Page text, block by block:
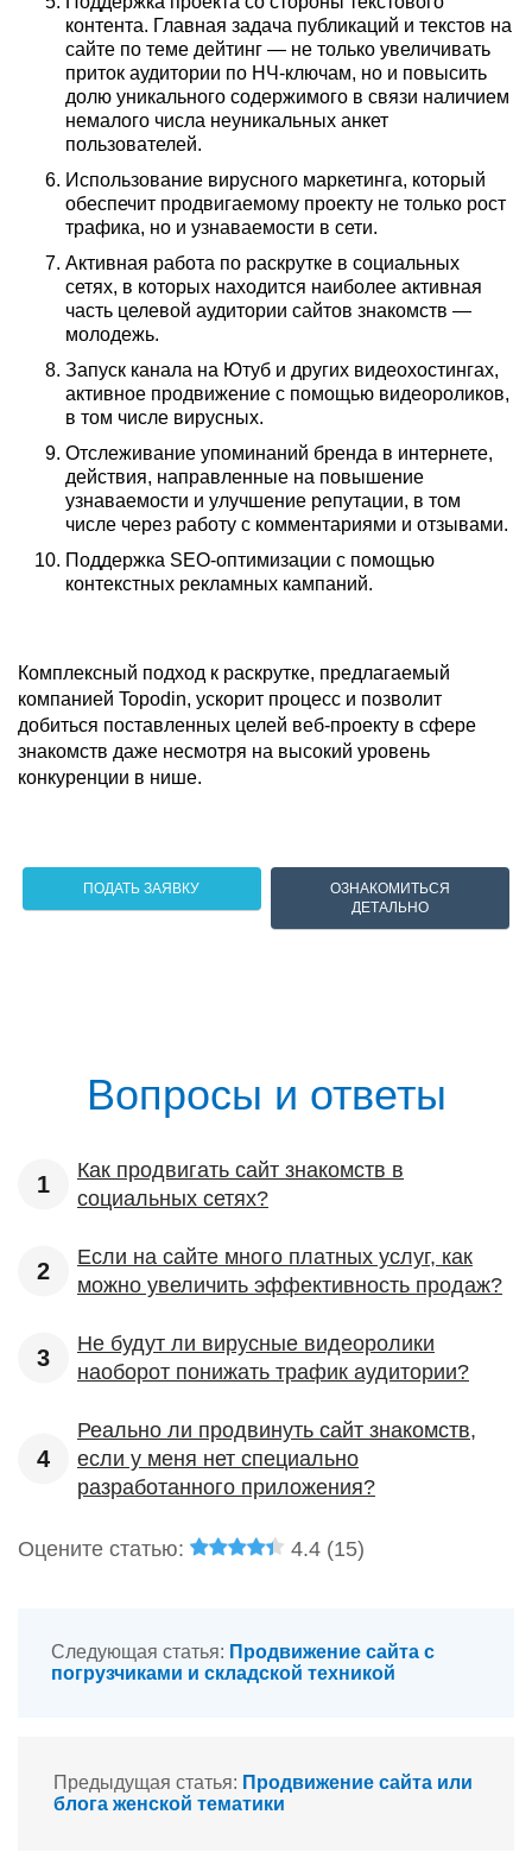
контента. Главная задача публикаций и текстов на
сайте по теме дейтинг — не только увеличивать
приток аудитории по НЧ-ключам, но и повысить
долю уникального содержимого в связи наличием
немалого числа неуникальных анкет
пользователей.
Использование вирусного маркетинга, который
обеспечит продвигаемому проекту не только рост
трафика, но и узнаваемости в сети.
Активная работа по раскрутке в социальных
сетях, в которых находится наиболее активная
часть целевой аудитории сайтов знакомств —
молодежь.
Запуск канала на Ютуб и других видеохостингах,
активное продвижение с помощью видеороликов,
в том числе вирусных.
Отслеживание упоминаний бренда в интернете,
действия, направленные на повышение
узнаваемости и улучшение репутации, в том
числе через работу с комментариями и отзывами.
Поддержка SEO-оптимизации с помощью
контекстных рекламных кампаний.
Комплексный подход к раскрутке, предлагаемый
компанией Topodin, ускорит процесс и позволит
добиться поставленных целей веб-проекту в сфере
знакомств даже несмотря на высокий уровень
конкуренции в нише.
ПОДАТЬ ЗАЯВКУ
ОЗНАКОМИТЬСЯ
ДЕТАЛЬНО
Вопросы и ответы
Как продвигать сайт знакомств в
социальных сетях?
Если на сайте много платных услуг, как
можно увеличить эффективность продаж?
Не будут ли вирусные видеоролики
наоборот понижать трафик аудитории?
Реально ли продвинуть сайт знакомств,
если у меня нет специально
разработанного приложения?
Оцените статью: 4.4 (15)
Следующая статья: Продвижение сайта с
погрузчиками и складской техникой
Предыдущая статья: Продвижение сайта или
блога женской тематики